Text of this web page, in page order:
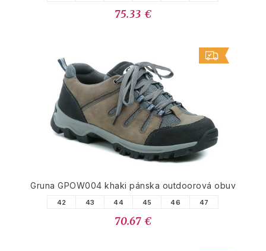
75.33 €
Gruna GPOW004 khaki pánska outdoorová obuv
42 43 44 45 46 47
70.67 €